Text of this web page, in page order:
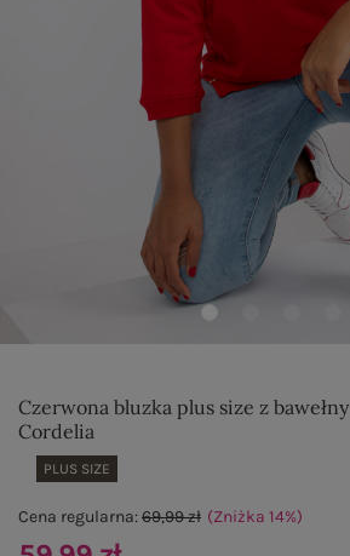
Czerwona bluzka plus size z bawełny
Cordelia
PLUS SIZE
Cena regularna:69,99 zł (Zniżka 14%)